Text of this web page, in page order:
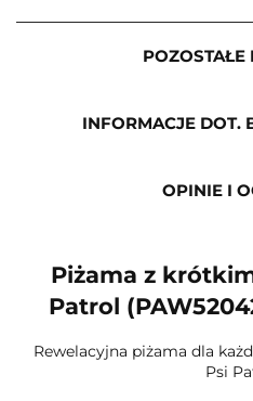
POZOSTAŁE
INFORMACJE DOT.
OPINIE I
Piżama z
Patrol
Rewelacyjna piżama dla
Psi